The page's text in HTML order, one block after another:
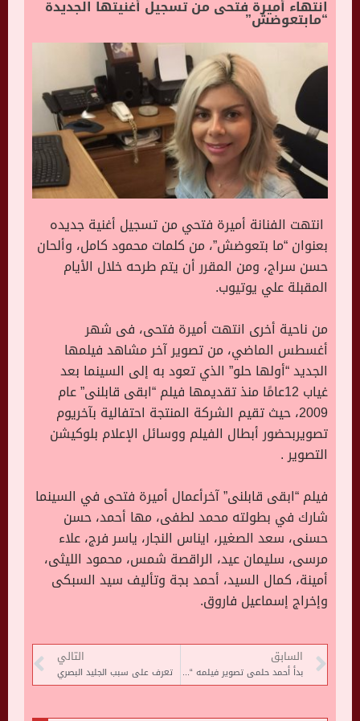
انتهاء أميرة فتحى من تسجيل أغنيتها الجديدة
“مابتعوضش”
انتهت الفنانة أميرة فتحي من تسجيل أغنية جديده
بعنوان “ما بتعوضش”، من كلمات محمود كامل، وألحان
حسن سراج، ومن المقرر أن يتم طرحه خلال الأيام
المقبلة علي يوتيوب.
من ناحية أخرى انتهت أميرة فتحى، فى شهر
أغسطس الماضي، من تصوير آخر مشاهد فيلمها
الجديد “أولها حلو” الذي تعود به إلى السينما بعد
غياب 12عامًا منذ تقديمها فيلم “ابقى قابلنى” عام
2009، حيث تقيم الشركة المنتجة احتفالية بآخريوم
تصويربحضور أبطال الفيلم ووسائل الإعلام بلوكيشن
التصوير .
فيلم “ابقى قابلنى” آخرأعمال أميرة فتحى في السينما
شارك في بطولته محمد لطفى، مها أحمد، حسن
حسنى، سعد الصغير، ايناس النجار، ياسر فرج، علاء
مرسى، سليمان عيد، الراقصة شمس، محمود الليثى،
أمينة، كمال السيد، أحمد بجة وتأليف سيد السبكى
وإخراج إسماعيل فاروق.
السابق
بدأ أحمد حلمى تصوير فيلمه “إكس” خلال أسبوعين
التالي
تعرف على سبب الجليد البصري